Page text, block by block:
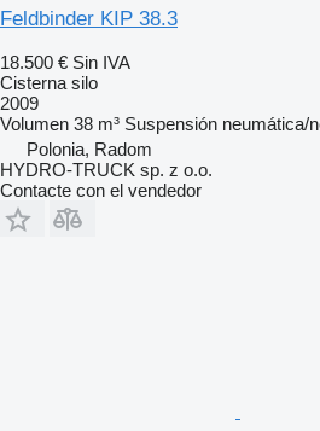
Feldbinder KIP 38.3
18.500 € Sin IVA
Cisterna silo
2009
Volumen 38 m³ Suspensión neumática/
Polonia, Radom
HYDRO-TRUCK sp. z o.o.
Contacte con el vendedor